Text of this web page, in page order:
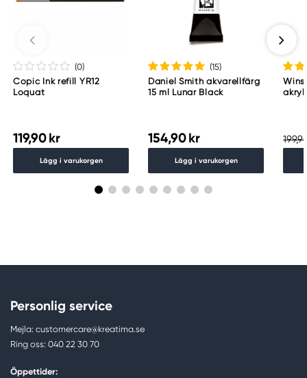
(0)
Copic Ink refill YR12
Loquat
119,90 kr
Lägg i varukorgen
(15)
Daniel Smith akvarellfärg
15 ml Lunar Black
154,90 kr
Lägg i varukorgen
Personlig service
Mejla: customercare@kreatima.se
Ring oss: 040 22 30 70
Öppettider: